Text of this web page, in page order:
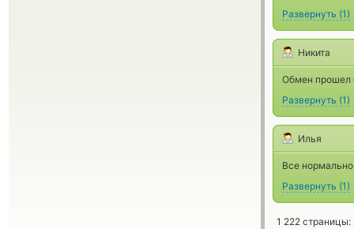
Развернуть (1)
Никита
Обмен прошел
Развернуть (1)
Илья
Все
Развернуть (1)
1 222 страницы: